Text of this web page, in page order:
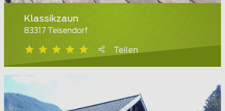
Klassikzaun
83317 Teisendorf
Teilen